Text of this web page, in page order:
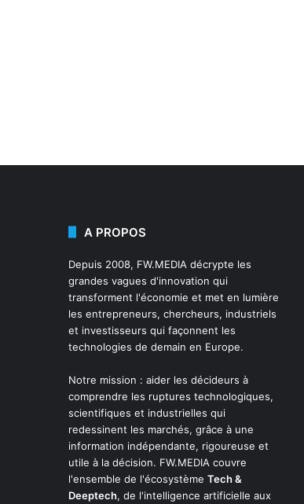
A PROPOS
Depuis 2008, FW.MEDIA décrypte les
grandes vagues d'innovation qui
transforment l'économie et met en lumière
les entrepreneurs, chercheurs, industriels
et investisseurs qui façonnent les
technologies de demain en Europe.
Notre mission : aider les décideurs à
comprendre les ruptures technologiques,
scientifiques et industrielles qui
redessinent les marchés, grâce à une
information indépendante, rigoureuse et
utile à la décision. FW.MEDIA couvre
l'ensemble de l'écosystème Tech &
Deeptech, de l'intelligence artificielle aux